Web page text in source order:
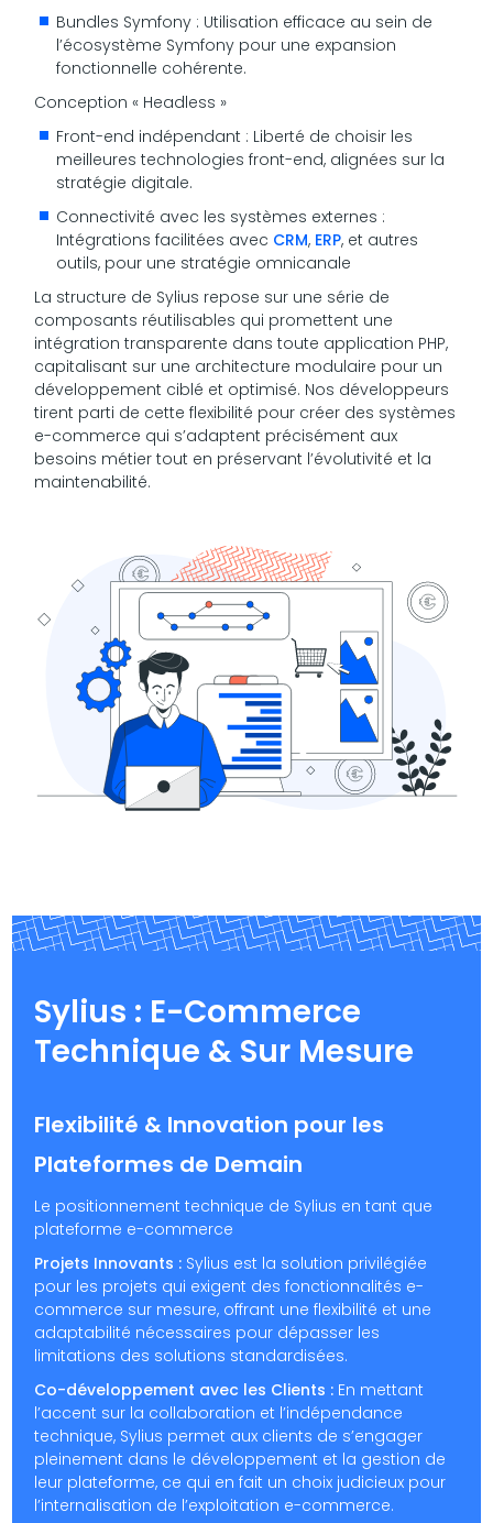
Bundles Symfony : Utilisation efficace au sein de
l’écosystème Symfony pour une expansion
fonctionnelle cohérente.
Conception « Headless »
Front-end indépendant : Liberté de choisir les
meilleures technologies front-end, alignées sur la
stratégie digitale.
Connectivité avec les systèmes externes :
Intégrations facilitées avec CRM, ERP, et autres
outils, pour une stratégie omnicanale
La structure de Sylius repose sur une série de
composants réutilisables qui promettent une
intégration transparente dans toute application PHP,
capitalisant sur une architecture modulaire pour un
développement ciblé et optimisé. Nos développeurs
tirent parti de cette flexibilité pour créer des systèmes
e-commerce qui s’adaptent précisément aux
besoins métier tout en préservant l’évolutivité et la
maintenabilité.
Sylius : E-Commerce
Technique & Sur Mesure
Flexibilité & Innovation pour les
Plateformes de Demain
Le positionnement technique de Sylius en tant que
plateforme e-commerce
Projets Innovants : Sylius est la solution privilégiée
pour les projets qui exigent des fonctionnalités e-
commerce sur mesure, offrant une flexibilité et une
adaptabilité nécessaires pour dépasser les
limitations des solutions standardisées.
Co-développement avec les Clients : En mettant
l’accent sur la collaboration et l’indépendance
technique, Sylius permet aux clients de s’engager
pleinement dans le développement et la gestion de
leur plateforme, ce qui en fait un choix judicieux pour
l’internalisation de l’exploitation e-commerce.